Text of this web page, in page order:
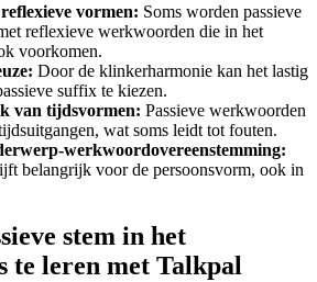
vormen: Soms worden passieve
reflexieve werkwoorden die in het
voorkomen.
Door de klinkerharmonie kan het lastig
suffix te kiezen.
van tijdsvormen: Passieve werkwoorden
wat soms leidt tot fouten.
werkwoordovereenstemming:
belangrijk voor de persoonsvorm, ook in
stem in het
te leren met Talkpal